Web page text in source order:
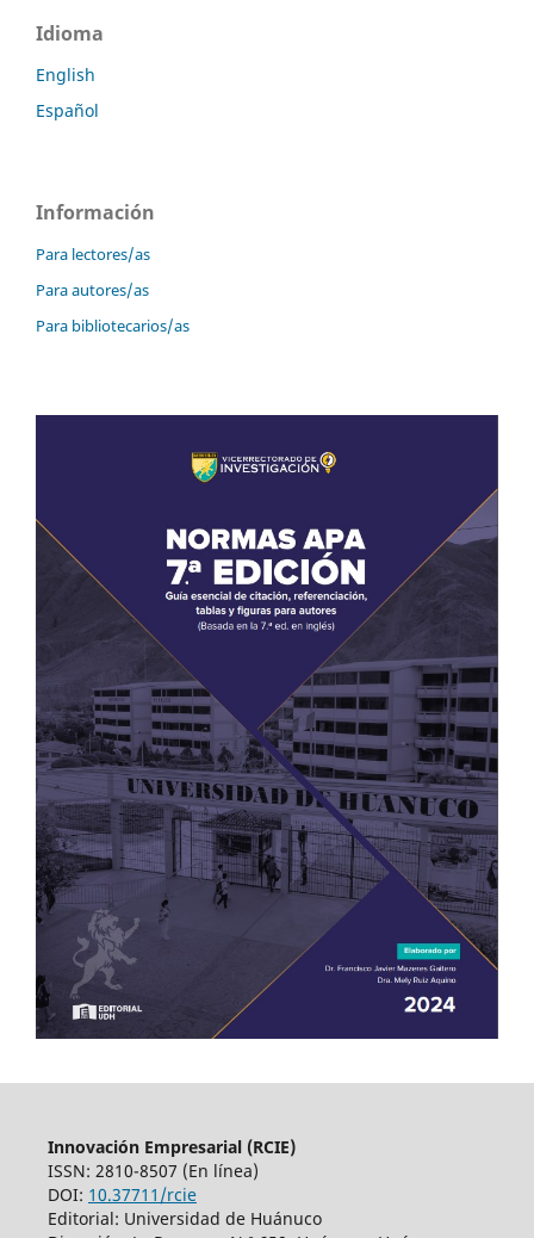
Idioma
English
Español
Información
Para lectores/as
Para autores/as
Para bibliotecarios/as
Innovación Empresarial (RCIE)
ISSN: 2810-8507 (En línea)
DOI: 10.37711/rcie
Editorial: Universidad de Huánuco